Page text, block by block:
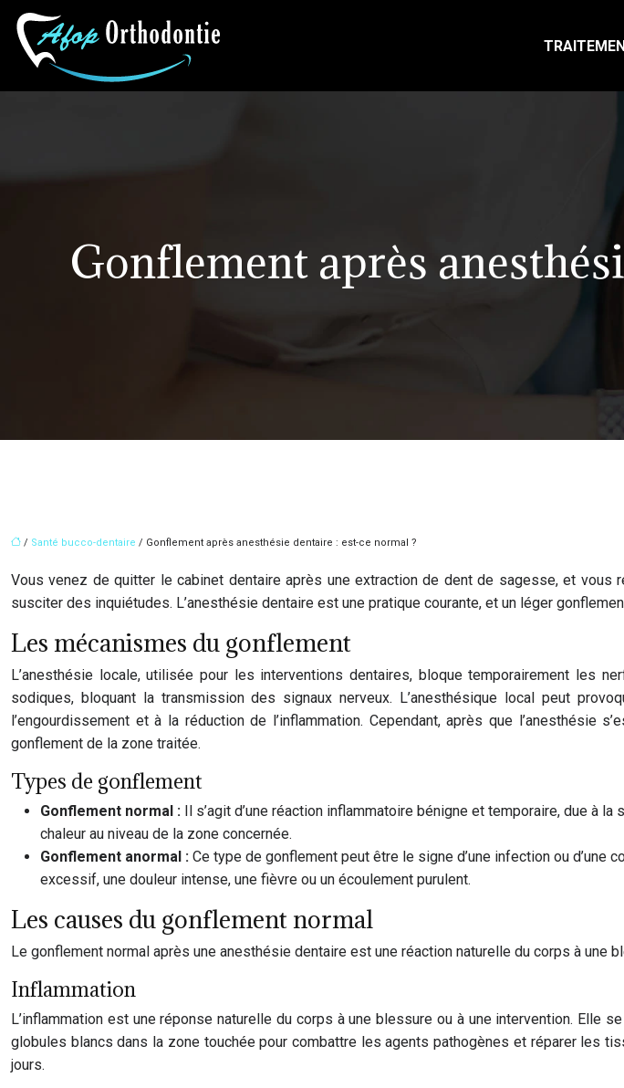
Gonflement après
/ Santé bucco-dentaire / Gonflement après anesthésie dentaire : est-ce normal ?
Vous venez de quitter le cabinet dentaire après une extraction de dent de sagesse, et
susciter des inquiétudes. L’anesthésie dentaire est une pratique courante, et un léger
Les mécanismes du gonflement
L’anesthésie locale, utilisée pour les interventions dentaires, bloque temporairement les
sodiques, bloquant la transmission des signaux nerveux. L’anesthésique local peut
l’engourdissement et à la réduction de l’inflammation. Cependant, après que
gonflement de la zone traitée.
Types de gonflement
Gonflement normal : Il s’agit d’une réaction inflammatoire bénigne et temporaire, due à
chaleur au niveau de la zone concernée.
Gonflement anormal : Ce type de gonflement peut être le signe d’une infection ou
excessif, une douleur intense, une fièvre ou un écoulement purulent.
Les causes du gonflement normal
Le gonflement normal après une anesthésie dentaire est une réaction naturelle du corps à une
Inflammation
L’inflammation est une réponse naturelle du corps à une blessure ou à une intervention. Elle
globules blancs dans la zone touchée pour combattre les agents pathogènes et réparer les
jours.